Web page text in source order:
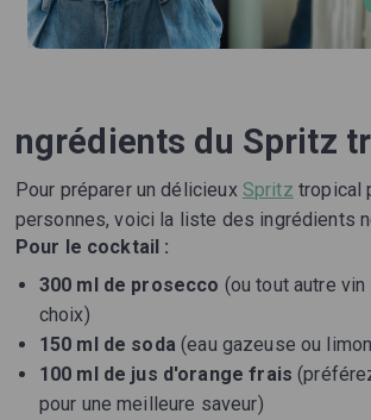
ngrédients du Spritz
Pour préparer un délicieux Spritz tropical
personnes, voici la liste des ingrédients
Pour le cocktail :
300 ml de prosecco (ou tout autre
choix)
150 ml de soda (eau gazeuse ou
100 ml de jus d'orange frais
pour une meilleure saveur)